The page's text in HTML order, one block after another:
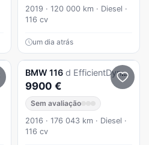
2019 · 120 000 km · Diesel ·
116 cv
um dia atrás
BMW 116 d EfficientDynamics Edition Sport Line
9900 €
Sem avaliação
2016 · 176 043 km · Diesel ·
116 cv